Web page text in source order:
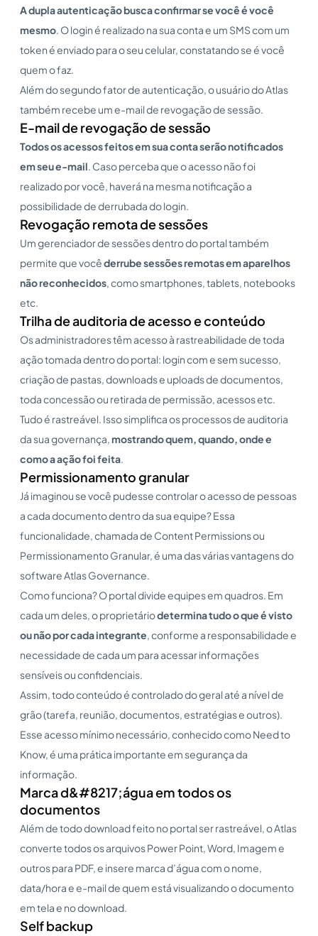
A dupla autenticação busca confirmar se você é você
mesmo. O login é realizado na sua conta e um SMS com um
token é enviado para o seu celular, constatando se é você
quem o faz.
Além do segundo fator de autenticação, o usuário do Atlas
também recebe um e-mail de revogação de sessão.
E-mail de revogação de sessão
Todos os acessos feitos em sua conta serão notificados
em seu e-mail. Caso perceba que o acesso não foi
realizado por você, haverá na mesma notificação a
possibilidade de derrubada do login.
Revogação remota de sessões
Um gerenciador de sessões dentro do portal também
permite que vocêderrube sessões remotas em aparelhos
não reconhecidos, como smartphones, tablets, notebooks
etc.
Trilha de auditoria de acesso e conteúdo
Os administradores têm acesso à rastreabilidade de toda
ação tomada dentro do portal: login com e sem sucesso,
criação de pastas, downloads e uploads de documentos,
toda concessão ou retirada de permissão, acessos etc.
Tudo é rastreável. Isso simplifica os processos de auditoria
da sua governança,mostrando quem, quando, onde e
como a ação foi feita.
Permissionamento granular
Já imaginou se você pudesse controlar o acesso de pessoas
a cada documento dentro da sua equipe? Essa
funcionalidade, chamada de Content Permissions ou
Permissionamento Granular, é uma das várias vantagens do
software Atlas Governance.
Como funciona? O portal divide equipes em quadros. Em
cada um deles, o proprietáriodetermina tudo o que é visto
ou não por cada integrante, conforme a responsabilidade e
necessidade de cada um para acessar informações
sensíveis ou confidenciais.
Assim, todo conteúdo é controlado do geral até a nível de
grão (tarefa, reunião, documentos, estratégias e outros).
Esse acesso mínimo necessário, conhecido como Need to
Know, é uma prática importante em segurança da
informação.
Marca d&#8217;água em todos os
documentos
Além de todo download feito no portal ser rastreável, o Atlas
converte todos os arquivos Power Point, Word, Imagem e
outros para PDF, e insere marca d’água com o nome,
data/hora e e-mail de quem está visualizando o documento
em tela e no download.
Self backup